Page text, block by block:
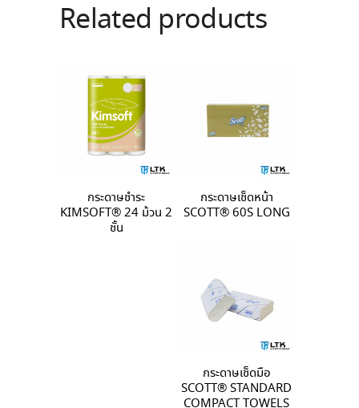
Related products
กระดาษชำระ
KIMSOFT® 24 ม้วน 2
ชั้น
กระดาษเช็ดหน้า
SCOTT® 60S LONG
กระดาษเช็ดมือ
SCOTT® STANDARD
COMPACT TOWELS